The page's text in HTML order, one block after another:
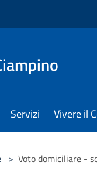
Servizi Vivere il
> Voto domiciliare -